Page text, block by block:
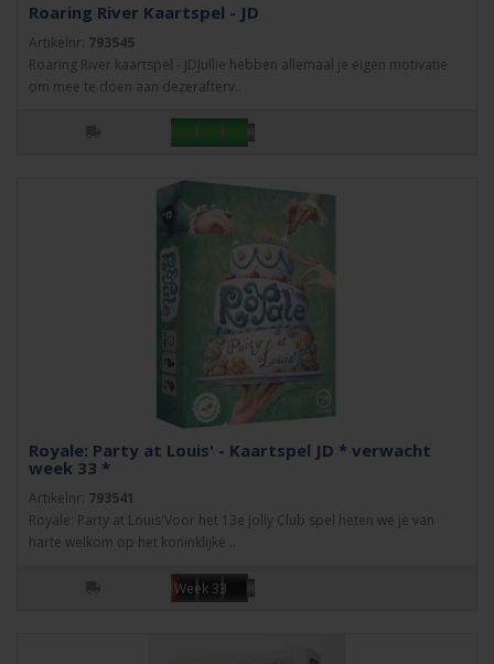
Roaring River Kaartspel - JD
Artikelnr: 793545
Roaring River kaartspel - JDJullie hebben allemaal je eigen motivatie
om mee te doen aan dezerafterv..
Royale: Party at Louis' - Kaartspel JD * verwacht
week 33 *
Artikelnr: 793541
Royale: Party at Louis'Voor het 13e Jolly Club spel heten we je van
harte welkom op het koninklijke ..
Week 33